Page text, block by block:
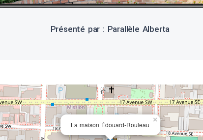
Présenté par : Parallèle Alberta
La maison Édouard-Rouleau
×